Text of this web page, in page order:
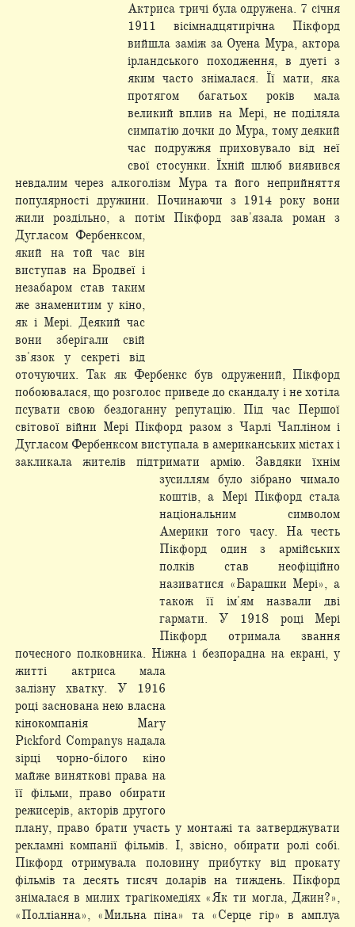
Актриса тричі була одружена. 7 січня
1911 вісімнадцятирічна Пікфорд
вийшла заміж за Оуена Мура, актора
ірландського походження, в дуеті з
яким часто знімалася. Її мати, яка
протягом багатьох років мала
великий вплив на Мері, не поділяла
симпатію дочки до Мура, тому деякий
час подружжя приховувало від неї
свої стосунки. Їхній шлюб виявився
невдалим через алкоголізм Мура та його неприйняття
популярності дружини. Починаючи з 1914 року вони
жили роздільно, а потім Пікфорд зав'язала роман з
Дугласом Фербенксом,
який на той час він
виступав на Бродвеї і
незабаром став таким
же знаменитим у кіно,
як і Мері. Деякий час
вони зберігали свій
зв'язок у секреті від
оточуючих. Так як Фербенкс був одружений, Пікфорд
побоювалася, що розголос приведе до скандалу і не хотіла
псувати свою бездоганну репутацію. Під час Першої
світової війни Мері Пікфорд разом з Чарлі Чапліном і
Дугласом Фербенксом виступала в американських містах і
закликала жителів підтримати армію. Завдяки їхнім
зусиллям було зібрано чимало
коштів, а Мері Пікфорд стала
національним символом
Америки того часу. На честь
Пікфорд один з армійських
полків став неофіційно
називатися «Барашки Мері», а
також її ім'ям назвали дві
гармати. У 1918 році Мері
Пікфорд отримала звання
почесного полковника. Ніжна і безпорадна на екрані, у
житті актриса мала
залізну хватку. У 1916
році заснована нею власна
кінокомпанія Mary
Pickford Companys надала
зірці чорно-білого кіно
майже виняткові права на
її фільми, право обирати
режисерів, акторів другого
плану, право брати участь у монтажі та затверджувати
рекламні компанії фільмів. І, звісно, обирати ролі собі.
Пікфорд отримувала половину прибутку від прокату
фільмів та десять тисяч доларів на тиждень. Пікфорд
знімалася в милих трагікомедіях «Як ти могла, Джин?»,
«Полліанна», «Мильна піна» та «Серце гір» в амплуа